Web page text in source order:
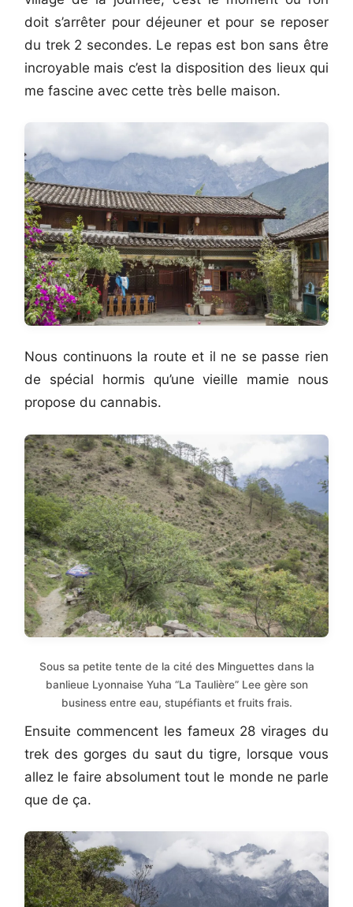
doit s’arrêter pour déjeuner et pour se reposer
du trek 2 secondes. Le repas est bon sans être
incroyable mais c’est la disposition des lieux qui
me fascine avec cette très belle maison.
Nous continuons la route et il ne se passe rien
de spécial hormis qu’une vieille mamie nous
propose du cannabis.
Sous sa petite tente de la cité des Minguettes dans la
banlieue Lyonnaise Yuha “La Taulière” Lee gère son
business entre eau, stupéfiants et fruits frais.
Ensuite commencent les fameux 28 virages du
trek des gorges du saut du tigre, lorsque vous
allez le faire absolument tout le monde ne parle
que de ça.